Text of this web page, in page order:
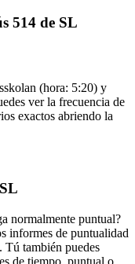
514 de SL
(hora: 5:20) y
ver la frecuencia de
exactos abriendo la
normalmente puntual?
informes de puntualidad
Tú también puedes
de tiempo, puntual o